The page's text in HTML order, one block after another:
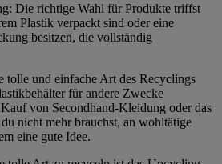
Die richtige Wahl für Produkte triffst
Plastik verpackt sind oder eine
besitzen, die vollständig
tolle und einfache Art des Recyclings
für andere Zwecke
von Secondhand-Kleidung oder das
nicht mehr brauchst, an wohltätige
eine gute Idee.